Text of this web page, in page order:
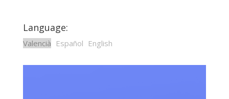
Language:
Valencià Español English